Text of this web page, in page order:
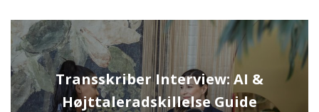
Transskriber Interview: AI &
Højttaleradskillelse Guide